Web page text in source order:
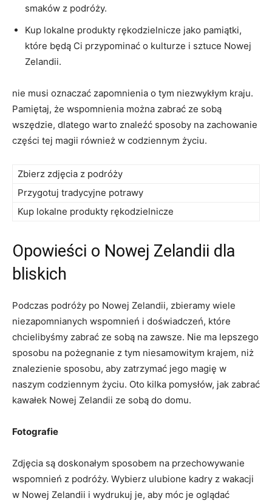
smaków z podróży.
Kup lokalne produkty rękodzielnicze jako pamiątki,
które będą Ci przypominać o kulturze⁢ i ⁣sztuce Nowej
Zelandii.
‍nie musi oznaczać zapomnienia ⁣o tym niezwykłym kraju.
Pamiętaj, że wspomnienia można zabrać ‌ze sobą
wszędzie, dlatego warto ​znaleźć sposoby na zachowanie‌
części tej magii również w codziennym życiu.
Zbierz zdjęcia z podróży
Przygotuj tradycyjne potrawy
Kup lokalne produkty rękodzielnicze
Opowieści o Nowej Zelandii⁤ dla
bliskich
Podczas podróży po Nowej Zelandii, ⁣zbieramy wiele
niezapomnianych wspomnień i doświadczeń, ⁣które
chcielibyśmy ⁣zabrać ze sobą na zawsze. Nie ma lepszego
⁤sposobu‍ na pożegnanie z⁤ tym niesamowitym krajem, niż
znalezienie sposobu, aby zatrzymać jego magię w
naszym codziennym życiu. Oto kilka‌ pomysłów, jak zabrać
‍kawałek ⁢Nowej Zelandii ze sobą do domu.
Fotografie
Zdjęcia⁣ są ⁣doskonałym sposobem na⁤ przechowywanie
‌wspomnień z podróży. ⁤Wybierz ulubione kadry⁤ z wakacji
w‍ Nowej Zelandii i wydrukuj je, aby móc je ‌oglądać